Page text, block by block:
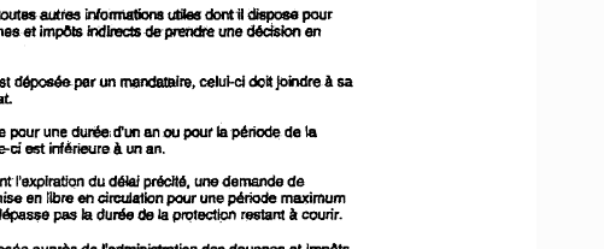
ìntormationa utilesdontil disposépour
imp61s Indltedsdeprendte unedécìSionen
déposéeper un mendatBlre, celul-cidoitpindreà sa
pour une durée:d'un aflQU pOlli I8période. de la
ci est inférieureà un ano
du déJal précité, unedemandade
en llbre en circuJation paur une période maximum
pas la durée de la protectlpn restant à courir.